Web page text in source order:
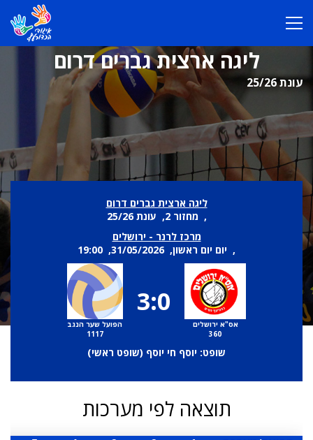
ליגה ארצית גברים דרום
עונת 25/26
ליגה ארצית גברים דרום
, מחזור 2, עונת 25/26
מרכז לרנר - ירושלים
, יום יום ראשון, 31/05/2026, 19:00
אס"א ירושלים
360
3:0
הפועל שער הנגב
1117
שופט: יוסף חי יוסף (שופט ראשי)
תוצאה לפי מערכות